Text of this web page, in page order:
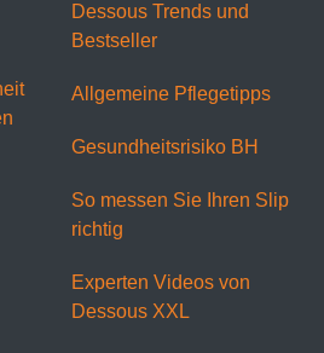
Dessous Trends und
Bestseller
Allgemeine Pflegetipps
Gesundheitsrisiko BH
So messen Sie Ihren Slip
richtig
Experten Videos von
Dessous XXL